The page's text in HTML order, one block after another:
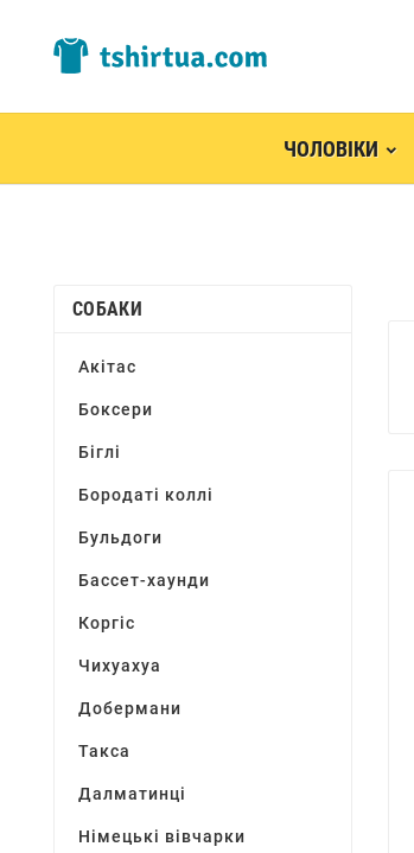
ЧОЛОВІКИ
СОБАКИ
Акітас
Боксери
Біглі
Бородаті коллі
Бульдоги
Бассет-хаунди
Коргіс
Чихуахуа
Добермани
Такса
Далматинці
Німецькі вівчарки